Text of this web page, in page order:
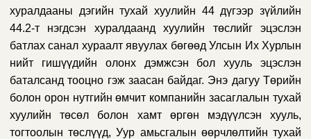
хуралдааны дэгийн тухай хуулийн 44 дүгээр зүйлийн
44.2-т нэгдсэн хуралдаанд хуулийн төслийг эцэслэн
батлах санал хураалт явуулах бөгөөд Улсын Их Хурлын
нийт гишүүдийн олонх дэмжсэн бол хууль эцэслэн
баталсанд тооцно гэж заасан байдаг. Энэ дагуу Төрийн
болон орон нутгийн өмчит компанийн засаглалын тухай
хуулийн төсөл болон хамт өргөн мэдүүлсэн хууль,
тогтоолын төслүүд, Уур амьсгалын өөрчлөлтийн тухай